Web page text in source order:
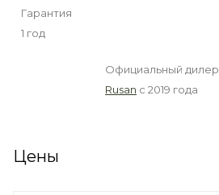
Гарантия
1 год
Официальный дилер
Rusan с 2019 года
Цены